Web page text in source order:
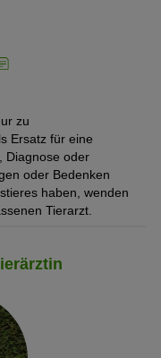
zu
Ersatz für eine
Diagnose oder
oder Bedenken
haben, wenden
Tierarzt.